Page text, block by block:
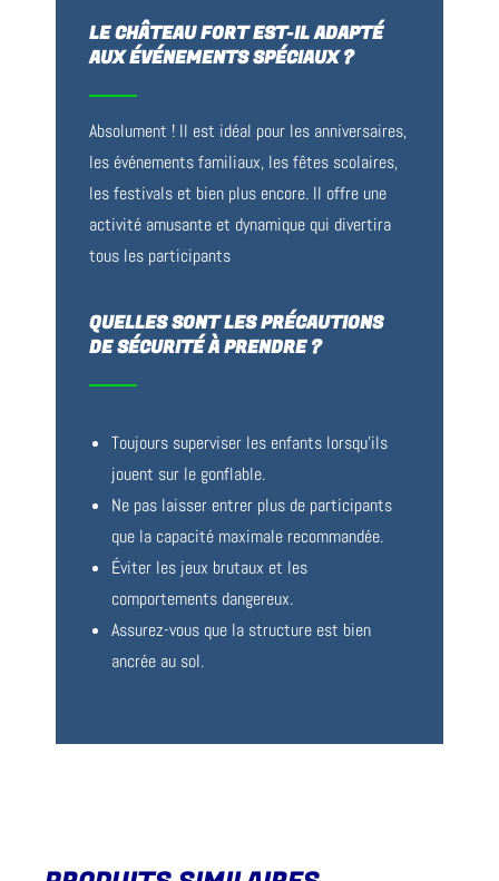
LE CHÂTEAU FORT EST-IL ADAPTÉ
AUX ÉVÉNEMENTS SPÉCIAUX ?
Absolument ! Il est idéal pour les anniversaires,
les événements familiaux, les fêtes scolaires,
les festivals et bien plus encore. Il offre une
activité amusante et dynamique qui divertira
tous les participants
QUELLES SONT LES PRÉCAUTIONS
DE SÉCURITÉ À PRENDRE ?
Toujours superviser les enfants lorsqu’ils
jouent sur le gonflable.
Ne pas laisser entrer plus de participants
que la capacité maximale recommandée.
Éviter les jeux brutaux et les
comportements dangereux.
Assurez-vous que la structure est bien
ancrée au sol.